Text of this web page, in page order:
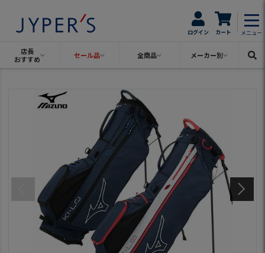
ログイン カート メニュー
店長
おすすめ
セール品 全商品 メーカー別